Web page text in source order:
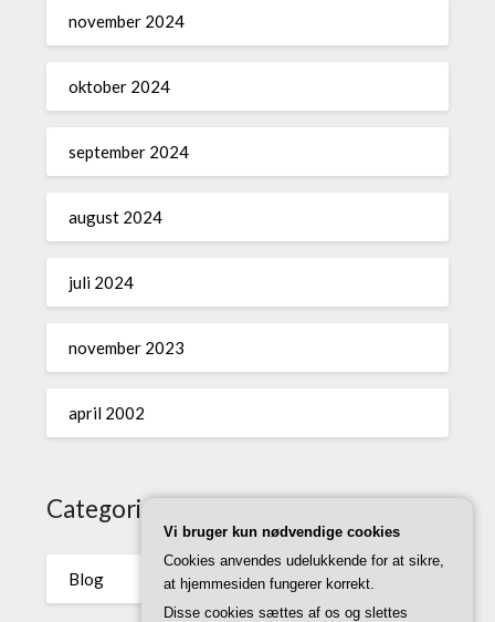
november 2024
oktober 2024
september 2024
august 2024
juli 2024
november 2023
april 2002
Categories
Blog
Vi bruger kun nødvendige cookies
Cookies anvendes udelukkende for at sikre,
at hjemmesiden fungerer korrekt.
Disse cookies sættes af os og slettes